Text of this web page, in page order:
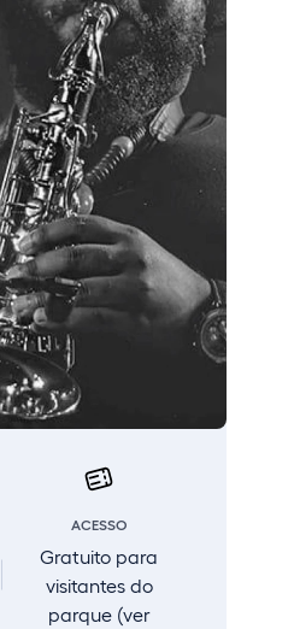
ACESSO
Gratuito para
visitantes do
parque (ver